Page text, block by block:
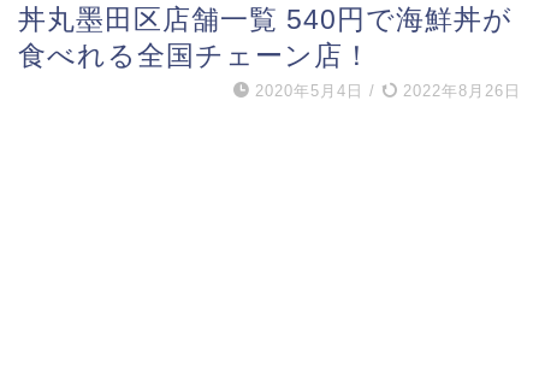
丼丸墨田区店舗一覧 540円で海鮮丼が
食べれる全国チェーン店！
2020年5月4日 / 2022年8月26日